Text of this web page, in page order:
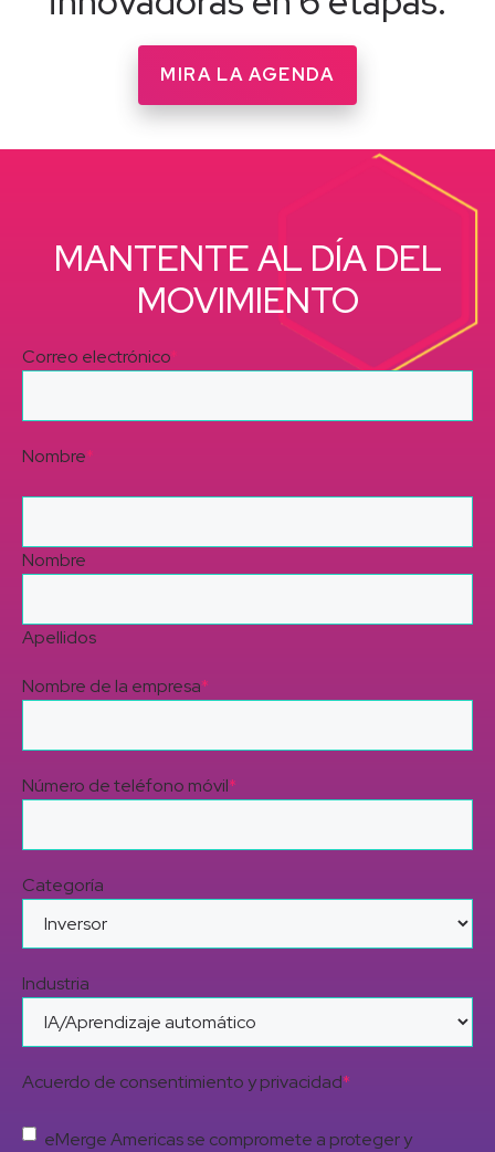
MIRA LA AGENDA
MANTENTE AL DÍA DEL
MOVIMIENTO
Correo electrónico*
Nombre*
Nombre
Apellidos
Nombre de la empresa*
Número de teléfono móvil*
Categoría
Industria
Acuerdo de consentimiento y privacidad*
eMerge Americas se compromete a proteger y